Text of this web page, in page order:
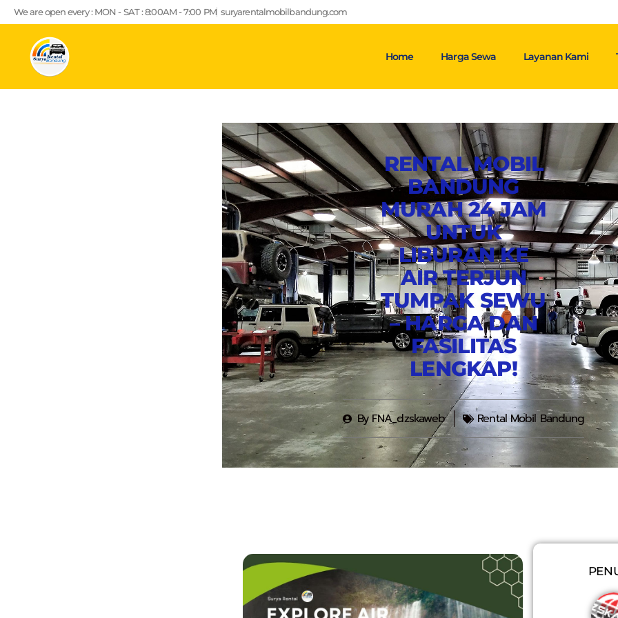
Lewati
ke
konten
We are open every : MON - SAT : 8:00AM - 7:00 PM suryarentalmobilbandung.com
Home Harga Sewa Layanan Kami
RENTAL MOBIL
BANDUNG
MURAH 24 JAM
UNTUK
LIBURAN KE
AIR TERJUN
TUMPAK SEWU
– HARGA DAN
FASILITAS
LENGKAP!
ByFNA_dzskaweb Rental Mobil Bandung